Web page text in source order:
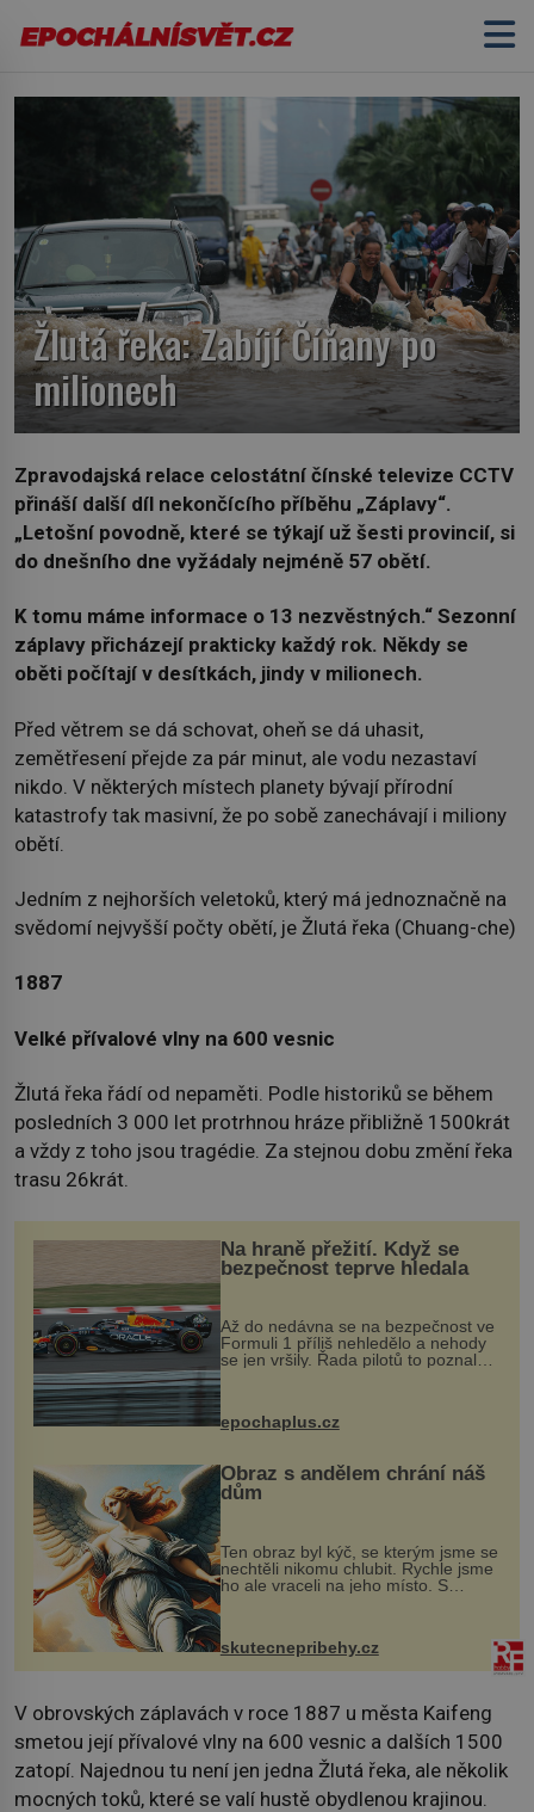
Žlutá řeka: Zabíjí Číňany po
milionech
Zpravodajská relace celostátní čínské televize CCTV
přináší další díl nekončícího příběhu „Záplavy“.
„Letošní povodně, které se týkají už šesti provincií, si
do dnešního dne vyžádaly nejméně 57 obětí.
K tomu máme informace o 13 nezvěstných.“ Sezonní
záplavy přicházejí prakticky každý rok. Někdy se
oběti počítají v desítkách, jindy v milionech.
Před větrem se dá schovat, oheň se dá uhasit,
zemětřesení přejde za pár minut, ale vodu nezastaví
nikdo. V některých místech planety bývají přírodní
katastrofy tak masivní, že po sobě zanechávají i miliony
obětí.
Jedním z nejhorších veletoků, který má jednoznačně na
svědomí nejvyšší počty obětí, je Žlutá řeka (Chuang-che)
1887
Velké přívalové vlny na 600 vesnic
Žlutá řeka řádí od nepaměti. Podle historiků se během
posledních 3 000 let protrhnou hráze přibližně 1500krát
a vždy z toho jsou tragédie. Za stejnou dobu změní řeka
trasu 26krát.
Na hraně přežití. Když se
bezpečnost teprve hledala
Až do nedávna se na bezpečnost ve
Formuli 1 příliš nehledělo a nehody
se jen vršily. Řada pilotů to poznala
na vlastní kůži, často s trvalými
následky nebo bohužel i ztrátou
života. Dnes nepochopiteln...
epochaplus.cz
Obraz s andělem chrání náš
dům
Ten obraz byl kýč, se kterým jsme se
nechtěli nikomu chlubit. Rychle jsme
ho ale vraceli na jeho místo. S
manželem Vaškem jsme si pořídili
chaloupku, takový domek na severu
Čech, kde jsme si naplánova...
skutecnepribehy.cz
V obrovských záplavách v roce 1887 u města Kaifeng
smetou její přívalové vlny na 600 vesnic a dalších 1500
zatopí. Najednou tu není jen jedna Žlutá řeka, ale několik
mocných toků, které se valí hustě obydlenou krajinou.